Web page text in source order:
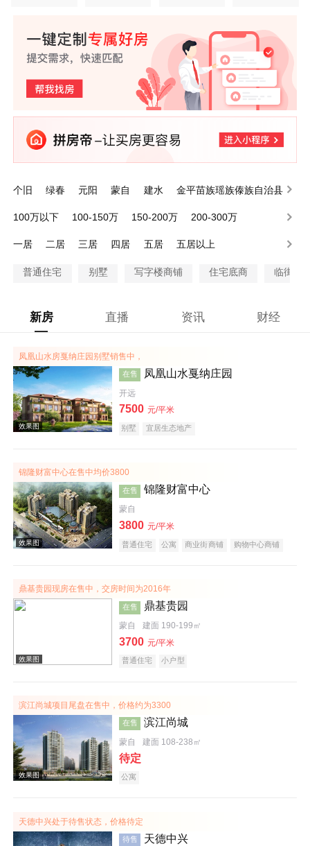
个旧 绿春 元阳 蒙自 建水
金平苗族瑶族傣族自治县
100万以下
100-150万 150-200万
200-300万
一居
二居 三居 四居 五居 五居以上
普通住宅 别墅 写字楼商铺 住宅底商 临街商
新房 直播 资讯 财经
凤凰山水房戛纳庄园别墅销售中，
效果图
在售 凤凰山水戛纳庄园
开远
7500 元/平米
别墅 宜居生态地产
锦隆财富中心在售中均价3800
效果图
在售 锦隆财富中心
蒙自
3800 元/平米
普通住宅 公寓 商业街商铺
购物中心商铺
鼎基贵园现房在售中，交房时间为2016年
在售 鼎基贵园
蒙自 建面 190-199㎡
3700 元/平米
普通住宅 小户型
滨江尚城项目尾盘在售中，价格约为3300
在售 滨江尚城
蒙自 建面 108-238㎡
待定
公寓
天德中兴处于待售状态，价格待定
待售 天德中兴